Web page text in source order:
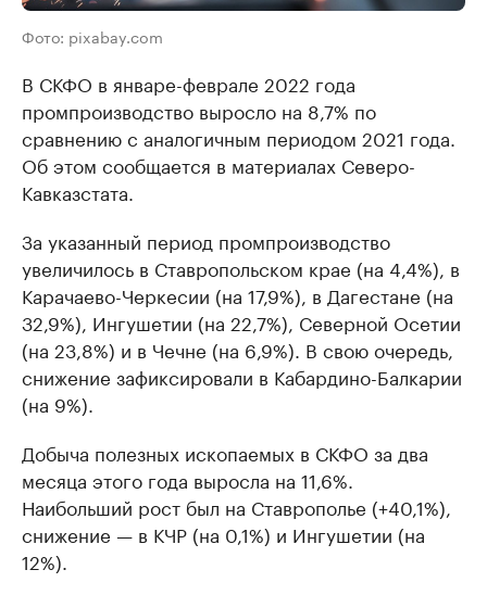
Фото: pixabay.com
В СКФО в январе-феврале 2022 года
промпроизводство выросло на 8,7% по
сравнению с аналогичным периодом 2021 года.
Об этом сообщается в материалах Северо-
Кавказстата.
За указанный период промпроизводство
увеличилось в Ставропольском крае (на 4,4%), в
Карачаево-Черкесии (на 17,9%), в Дагестане (на
32,9%), Ингушетии (на 22,7%), Северной Осетии
(на 23,8%) и в Чечне (на 6,9%). В свою очередь,
снижение зафиксировали в Кабардино-Балкарии
(на 9%).
Добыча полезных ископаемых в СКФО за два
месяца этого года выросла на 11,6%.
Наибольший рост был на Ставрополье (+40,1%),
снижение — в КЧР (на 0,1%) и Ингушетии (на
12%).